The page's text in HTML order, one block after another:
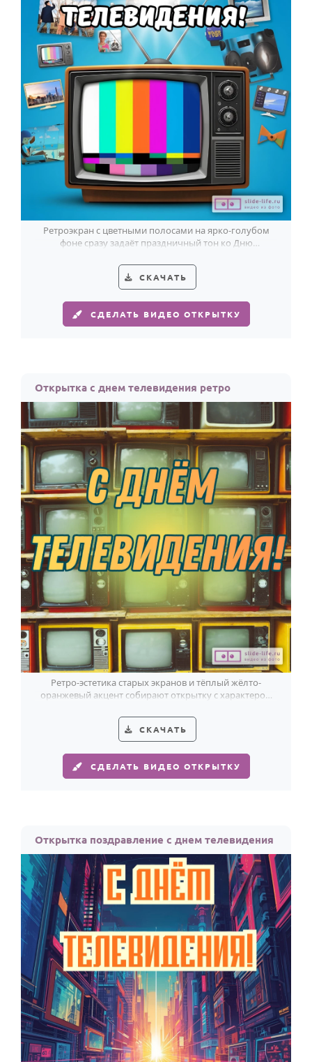
Ретроэкран с цветными полосами на ярко-голубом
фоне сразу задаёт праздничный тон ко Дню
СКАЧАТЬ
СДЕЛАТЬ ВИДЕО ОТКРЫТКУ
Открытка с днем телевидения ретро
Ретро-эстетика старых экранов и тёплый жёлто-
оранжевый акцент собирают открытку с характером
СКАЧАТЬ
СДЕЛАТЬ ВИДЕО ОТКРЫТКУ
Открытка поздравление с днем телевидения